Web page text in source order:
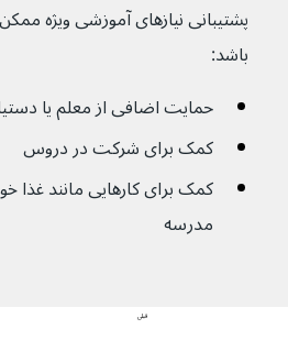
پشتیبانی نیازهای آموزشی ویژه
باشد:
حمایت اضافی از معلم یا
کمک برای شرکت در دروس
کمک برای کارهایی مانند غذا
مدرسه
قبلی